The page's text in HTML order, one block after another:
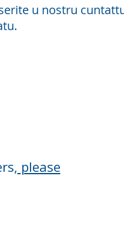
u nostru
please